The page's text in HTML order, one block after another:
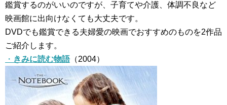
鑑賞するのがいいのですが、子育てや介護、体調不良など
映画館に出向けなくても大丈夫です。
DVDでも鑑賞できる夫婦愛の映画でおすすめのものを2作品
ご紹介します。
・ きみに読む物語（2004）